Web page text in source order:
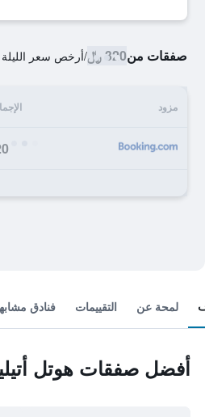
صفقات من320 ﷼ /أرخص سعر الليلة
مزود
لمحة عن التقييمات فنادق
أفضل صفقات هوتل